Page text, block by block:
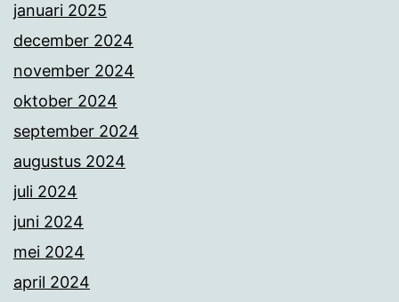
januari 2025
december 2024
november 2024
oktober 2024
september 2024
augustus 2024
juli 2024
juni 2024
mei 2024
april 2024